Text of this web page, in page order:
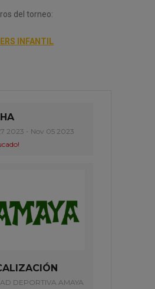
del torneo:
INFANTIL
2023 - Nov 05 2023
DEPORTIVA AMAYA